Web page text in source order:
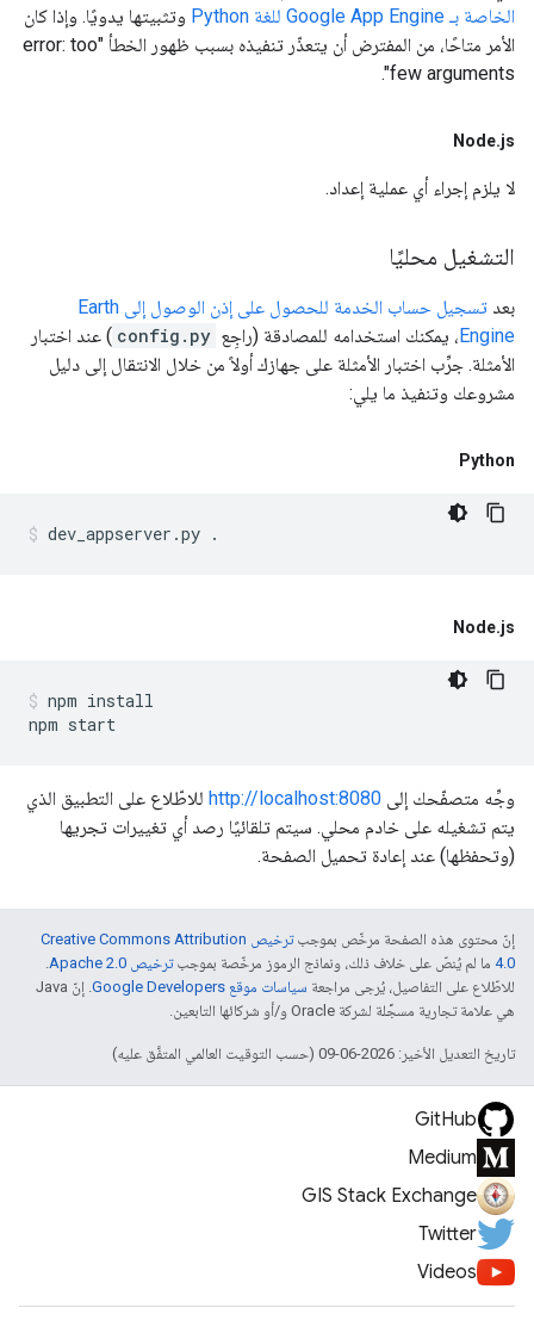
الخاصة بـ Google App Engine للغة Python
وتثبيتها يدويًا. وإذا كان
الأمر متاحًا، من المفترض أن يتعذّر تنفيذه بسبب ظهور الخطأ "error: too
few arguments".
Node.js
لا يلزم إجراء أي عملية إعداد.
التشغيل محليًا
بعد
تسجيل حساب الخدمة للحصول على إذن الوصول إلى Earth
Engine، يمكنك استخدامه للمصادقة (راجِع config.py ) عند اختبار
الأمثلة. جرِّب اختبار الأمثلة على جهازك أولاً من خلال الانتقال إلى دليل
مشروعك وتنفيذ ما يلي:
Python
Node.js
npm install
وجِّه متصفّحك إلى http://localhost:8080 للاطّلاع على التطبيق الذي
يتم تشغيله على خادم محلي. سيتم تلقائيًا رصد أي تغييرات تجريها
(وتحفظها) عند إعادة تحميل الصفحة.
إنّ محتوى هذه الصفحة مرخّص بموجب
ترخيص Creative Commons Attribution
4.0‏ ما لم يُنصّ على خلاف ذلك، ونماذج الرموز مرخّصة بموجبترخيص Apache 2.0‏
.
للاطّلاع على التفاصيل، يُرجى مراجعة سياسات موقع Google Developers‏
. إنّ Java
هي علامة تجارية مسجَّلة لشركة Oracle و/أو شركائها التابعين.
تاريخ التعديل الأخير: 2026-06-09 (حسب التوقيت العالمي المتفَّق عليه)
GitHub
Medium
GIS Stack Exchange
Twitter
Videos